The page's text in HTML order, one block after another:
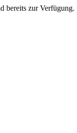
bereits zur Verfügung.